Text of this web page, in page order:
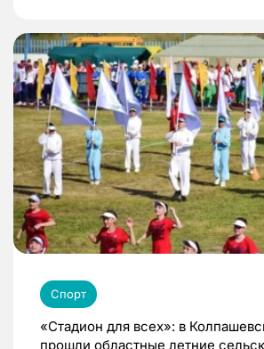
Спорт
«Стадион для всех»: в
прошли областные летние